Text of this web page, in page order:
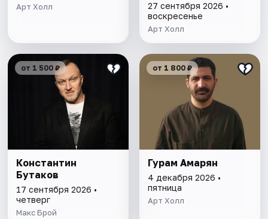
Арт Холл
27 сентября 2026 •
воскресенье
Арт Холл
от 1 500 ₽
Константин
Бутаков
17 сентября 2026 •
четверг
Макс Брой
от 1 800 ₽
Гурам Амарян
4 декабря 2026 •
пятница
Арт Холл